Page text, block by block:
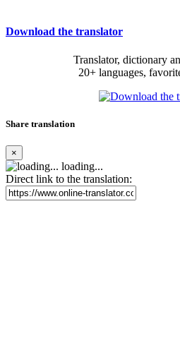
Download the translator
Translator, dictionary
20+ languages,
Share translation
×
loading...
Direct link to the translation: